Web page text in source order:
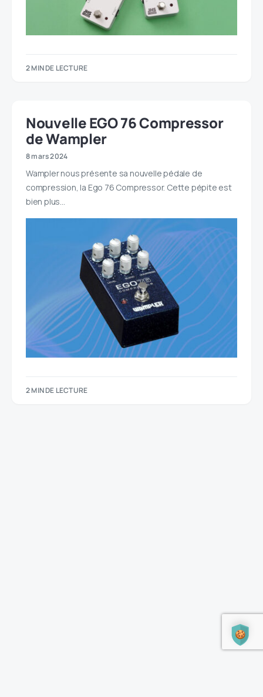
2 MIN DE LECTURE
Nouvelle EGO 76 Compressor
de Wampler
8 mars 2024
Wampler nous présente sa nouvelle pédale de
compression, la Ego 76 Compressor. Cette pépite est
bien plus…
2 MIN DE LECTURE